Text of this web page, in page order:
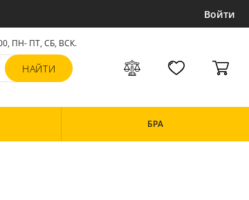
Войти
ПН- ПТ,СБ, ВСК.
БРА